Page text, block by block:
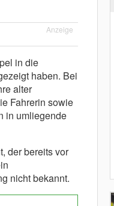
Anzeige
in die
haben. Bei
alter
Fahrerin sowie
in umliegende
der bereits vor
nicht bekannt.